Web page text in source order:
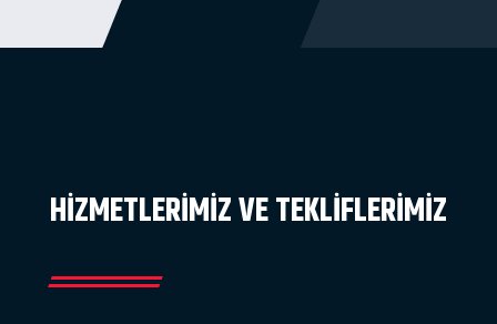
HIZMETLERIMIZ VE TEKLIFLERIMIZ